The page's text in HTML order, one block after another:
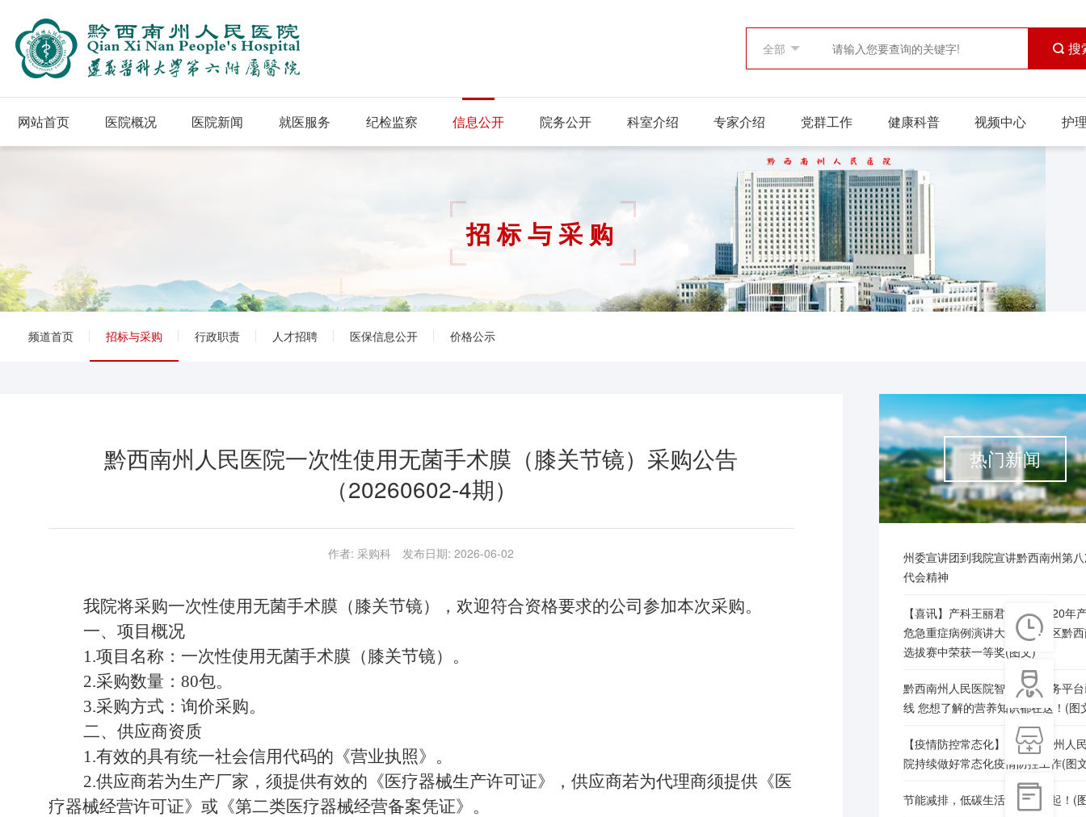
 搜
网站首页 医院概况 医院新闻 就医服务 纪检监察 信息公开 院务公开 科室介绍 专家介绍 党群工作 健康科普 视频中心 护
招标与采购
频道首页 招标与采购 行政职责 人才招聘 医保信息公开 价格公示
黔西南州人民医院一次性使用无菌手术膜（膝关节镜）采购公告
（20260602-4期）
作者: 采购科 发布日期: 2026-06-02
我院将采购一次性使用无菌手术膜（膝关节镜），欢迎符合资格要求的公司参加本次采购。
一、项目概况
1.项目名称： 一次性使用无菌手术膜（膝关节镜）。
2.采购数量：80包。
3.采购方式：询价采购。
二、供应商资质
1.有效的具有统一社会信用代码的《营业执照》。
2.供应商若为生产厂家，须提供有效的《医疗器械生产许可证》，供应商若为代理商须提供《医
疗器械经营许可证》或《第二类医疗器械经营备案凭证》。
热门新闻
州委宣讲团到我院宣讲黔西南州第
代会精神
【喜讯】产科王丽君医师在2020年
危急重症病例演讲大赛贵州赛区黔
选拔赛中荣获一等奖(图文)
黔西南州人民医院智慧营养服务平
线 您想了解的营养知识都在这！(图
【疫情防控常态化】精准管控 州人
院持续做好常态化疫情防控工作(图
节能减排，低碳生活，从我做起！(



